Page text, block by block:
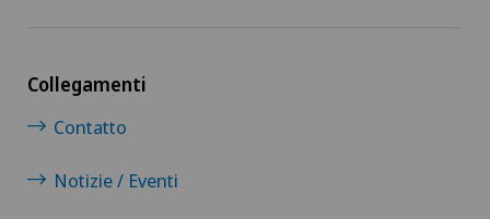
Collegamenti
Contatto
Notizie / Eventi